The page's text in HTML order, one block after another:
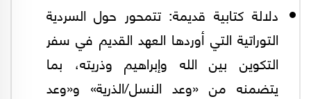
دلالة كتابية قديمة: تتمحور حول السردية
التوراتية التي أوردها العهد القديم في سفر
التكوين بين الله وإبراهيم وذريته، بما
يتضمنه من «وعد النسل/الذرية» و«وعد